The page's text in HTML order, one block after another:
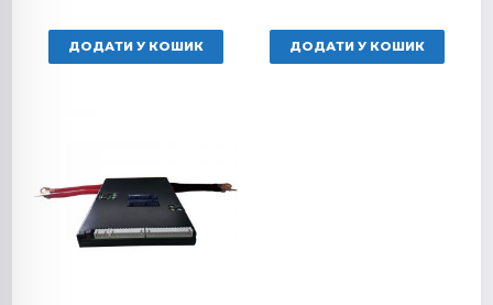
ДОДАТИ У КОШИК ДОДАТИ У КОШИК